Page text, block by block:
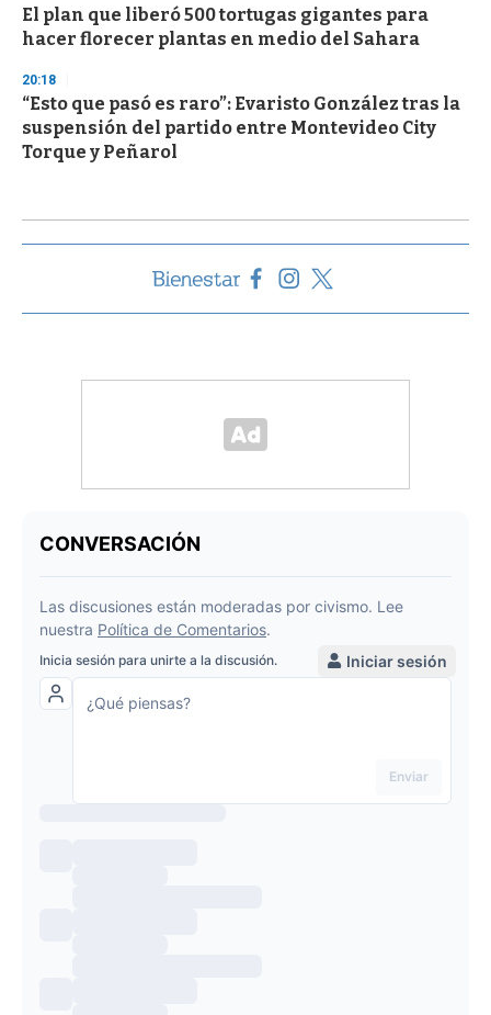
El plan que liberó 500 tortugas gigantes para
hacer florecer plantas en medio del Sahara
20:18
“Esto que pasó es raro”: Evaristo González tras la
suspensión del partido entre Montevideo City
Torque y Peñarol